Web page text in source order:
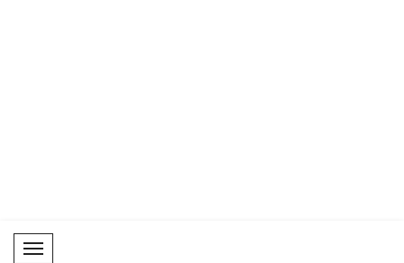
Mobil Menü